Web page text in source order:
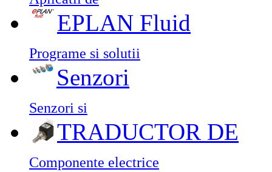
EPLAN Fluid
Programe si solutii
Senzori
Senzori si
TRADUCTOR DE
Componente electrice